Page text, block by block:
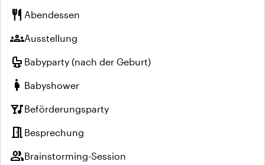
restaurant Abendessen
groupsAusstellung
crib Babyparty (nach der Geburt)
pregnant_woman Babyshower
nightlifeBeförderungsparty
meeting_room Besprechung
groupBrainstorming-Session